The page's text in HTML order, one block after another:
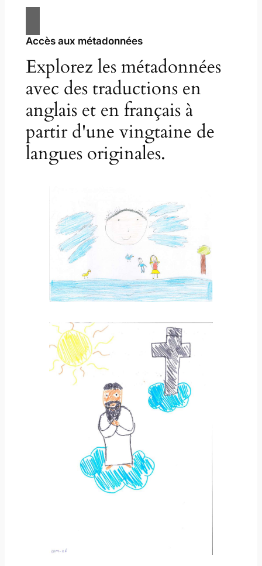
Accès aux métadonnées
Explorez les métadonnées
avec des traductions en
anglais et en français à
partir d'une vingtaine de
langues originales.